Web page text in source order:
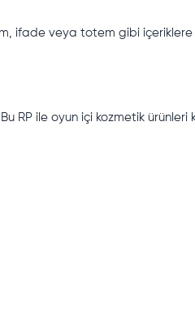
ifade veya totem gibi içeriklere
RP ile oyun içi kozmetik ürünleri